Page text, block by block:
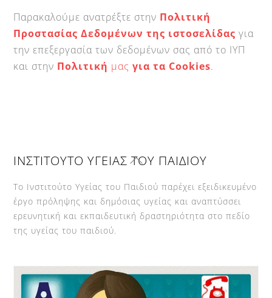
Παρακαλούμε ανατρέξτε στην Πολιτική
Προστασίας Δεδομένων της ιστοσελίδας για
την επεξεργασία των δεδομένων σας από το ΙΥΠ
και στην Πολιτική μαςγια τα Cookies.
Back
Top
ΙΝΣΤΙΤΟΥΤΟ ΥΓΕΙΑΣ ΤΟΥ ΠΑΙΔΙΟΥ
Το Ινστιτούτο Υγείας του Παιδιού παρέχει εξειδικευμένο
έργο πρόληψης και δημόσιας υγείας και αναπτύσσει
ερευνητική και εκπαιδευτική δραστηριότητα στο πεδίο
της υγείας του παιδιού.